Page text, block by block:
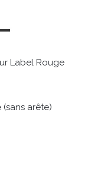
Label Rouge
arête)